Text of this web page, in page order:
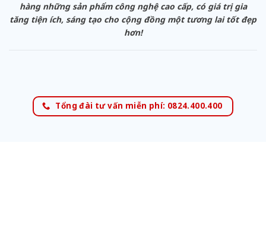
hàng những sản phẩm công nghệ cao cấp, có giá trị gia
tăng tiện ích, sáng tạo cho cộng đồng một tương lai tốt đẹp
hơn!
Tổng đài tư vấn miễn phí: 0824.400.400